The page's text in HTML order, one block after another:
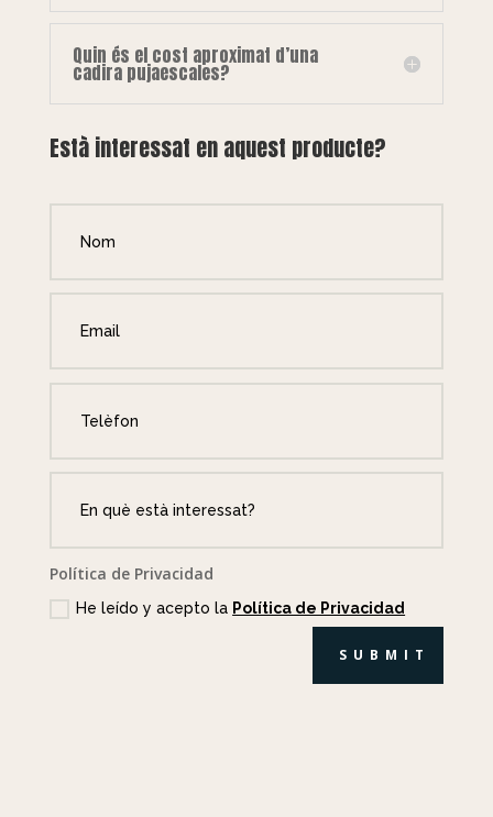
Quin és el cost aproximat d’una
cadira pujaescales?
Està interessat en aquest producte?
Política de Privacidad
He leído y acepto la Política de Privacidad
SUBMIT